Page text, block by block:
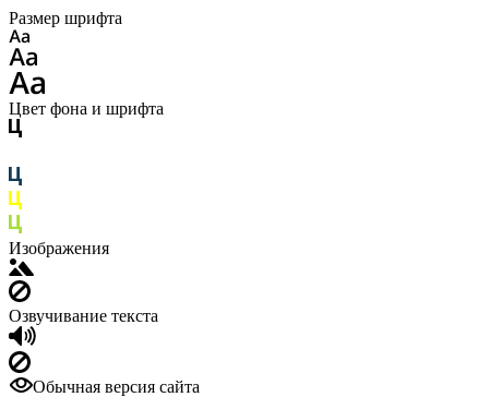
Размер шрифта
Цвет фона и шрифта
Изображения
Озвучивание текста
Обычная версия сайта